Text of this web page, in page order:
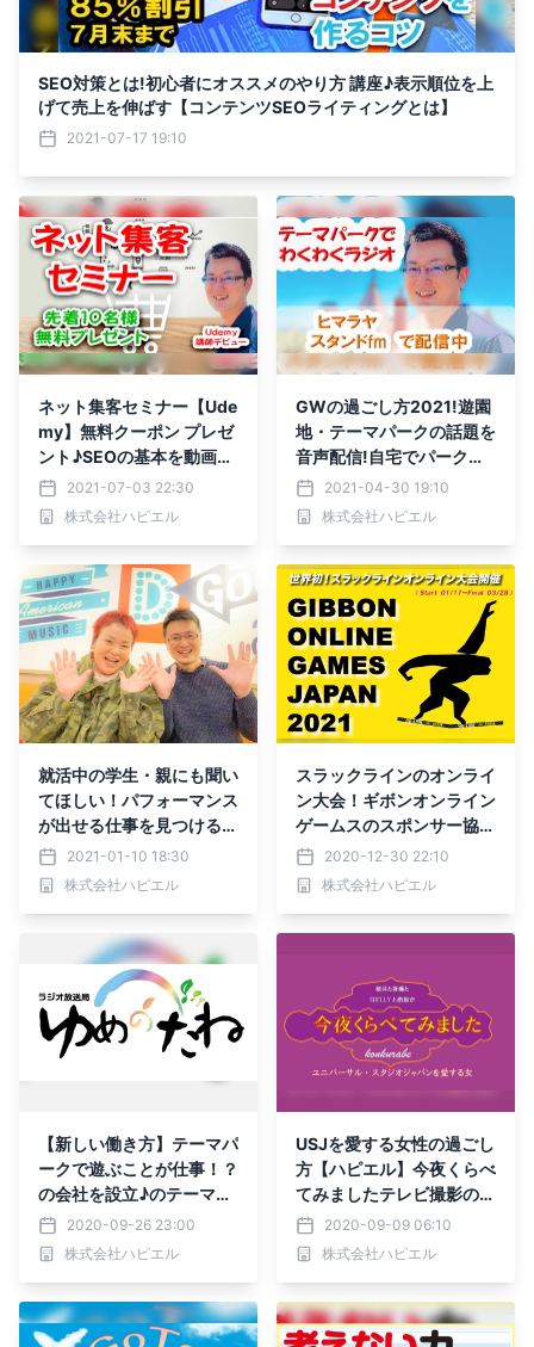
SEO対策とは!初心者にオススメのやり方 講座♪表示順位を上
げて売上を伸ばす【コンテンツSEOライティングとは】
2021-07-17 19:10
ネット集客セミナー【Ude
my】無料クーポン プレゼ
ント♪SEOの基本を動画解
説
2021-07-03 22:30
株式会社ハピエル
GWの過ごし方2021!遊園
地・テーマパークの話題を
音声配信!自宅でパーク気
分を楽しもう！
2021-04-30 19:10
株式会社ハピエル
就活中の学生・親にも聞い
てほしい！パフォーマンス
が出せる仕事を見つける方
法！fmGIG夢叶屋＠アン
ディのサテライトラジオ
2021-01-10 18:30
株式会社ハピエル
スラックラインのオンライ
ン大会！ギボンオンライン
ゲームスのスポンサー協賛
＆石田創真選手のオフィシ
ャルスポンサー就任
2020-12-30 22:10
株式会社ハピエル
【新しい働き方】テーマパ
ークで遊ぶことが仕事！？
の会社を設立♪のテーマで
ラジオ出演【ゆめのたね放
送局】
2020-09-26 23:00
株式会社ハピエル
USJを愛する女性の過ごし
方【ハピエル】今夜くらべ
てみましたテレビ撮影の裏
側＆マニアックな楽しみ方
調査結果
2020-09-09 06:10
株式会社ハピエル